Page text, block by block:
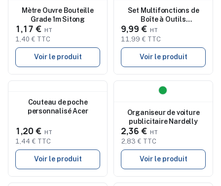
Mètre Ouvre Bouteille
Grade 1m Sitong
1,17 €
1,40 € TTC
Voir le produit
Set Multifonctions de
Boîte à Outils
Personnalisé Hancuk pas
cher
9,99 €
11,99 € TTC
Voir le produit
Couteau de poche
personnalisé Acer
1,20 €
1,44 € TTC
Voir le produit
Organiseur de voiture
publicitaire Nardelly
2,36 €
2,83 € TTC
Voir le produit